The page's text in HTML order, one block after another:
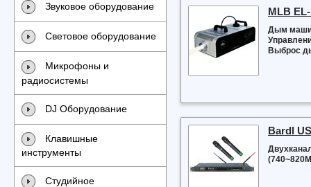
Звуковое оборудование
Световое оборудование
Микрофоны и
радиосистемы
DJ Оборудование
Клавишные
инструменты
Студийное
MLB
Дым
Выброс
Bardl